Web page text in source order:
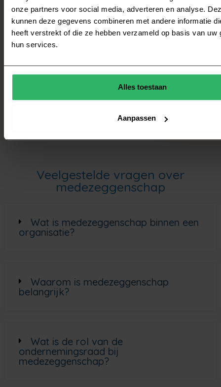
onze partners voor social media, adverteren en analyse.
kunnen deze gegevens combineren met andere informatie
heeft verstrekt of die ze hebben verzameld op basis van uw
hun services.
Alles toestaan
Aanpassen
leiden tot terughoudendheid of cynisme. Het
opbouwen van vertrouwen vraagt tijd, consistent
gedrag en ruimte voor reflectie.
Veelgestelde vragen over
medezeggenschap
Wat is medezeggenschap binnen een
organisatie?
Waarom is medezeggenschap
belangrijk?
Wat is de rol van de
ondernemingsraad bij
medezeggenschap?